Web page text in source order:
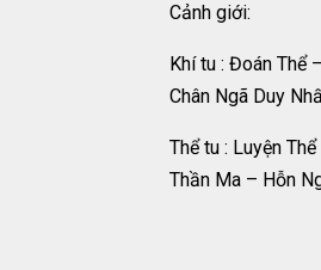
Cảnh giới:
Khí tu : Đoán Thể
Chân Ngã Duy
Thể tu : Luyện
Thần Ma – Hỗn